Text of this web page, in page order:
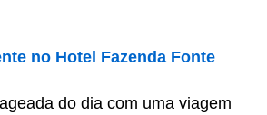
no Hotel Fazenda Fonte
do dia com uma viagem